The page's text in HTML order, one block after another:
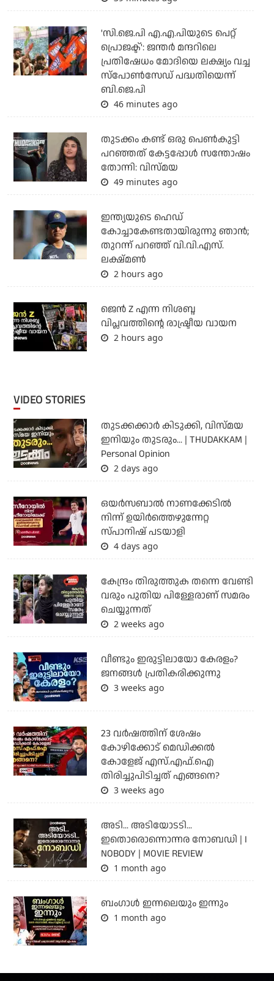
'സി.ജെ.പി എ.എ.പിയുടെ പെറ്റ്
പ്രൊജക്ട്': ജന്തര്‍ മന്ദറിലെ
പ്രതിഷേധം മോദിയെ ലക്ഷ്യം വച്ച
സ്‌പോണ്‍സേഡ് പദ്ധതിയെന്ന്
ബി.ജെ.പി
46 minutes ago
തുടക്കം കണ്ട് ഒരു പെൺകുട്ടി
പറഞ്ഞത് കേട്ടപ്പോൾ സന്തോഷം
തോന്നി: വിസ്മയ
49 minutes ago
ഇന്ത്യയുടെ ഹെഡ്
കോച്ചാകേണ്ടതായിരുന്നു ഞാന്‍;
തുറന്ന് പറഞ്ഞ് വി.വി.എസ്.
ലക്ഷ്മണ്‍
2 hours ago
ജെന്‍ Z എന്ന നിശബ്ദ
വിപ്ലവത്തിന്റെ രാഷ്ട്രീയ വായന
2 hours ago
VIDEO STORIES
തുടക്കക്കാര്‍ കിടുക്കി, വിസ്മയ
ഇനിയും തുടരും... | THUDAKKAM |
Personal Opinion
2 days ago
ഒയര്‍സബാൽ നാണക്കേടിൽ
നിന്ന് ഉയിർത്തെഴുന്നേറ്റ
സ്പാനിഷ് പടയാളി
4 days ago
കേന്ദ്രം തിരുത്തുക തന്നെ വേണ്ടി
വരും പുതിയ പിള്ളേരാണ് സമരം
ചെയ്യുന്നത്
2 weeks ago
വീണ്ടും ഇരുട്ടിലായോ കേരളം?
ജനങ്ങൾ പ്രതികരിക്കുന്നു
3 weeks ago
23 വർഷത്തിന് ശേഷം
കോഴിക്കോട് മെഡിക്കൽ
കോളേജ് എസ്.എഫ്.ഐ
തിരിച്ചുപിടിച്ചത് എങ്ങനെ?
3 weeks ago
അടി... അടിയോടടി...
ഇതൊരൊന്നൊന്നര നോബഡി | I
NOBODY | MOVIE REVIEW
1 month ago
ബംഗാള്‍ ഇന്നലെയും ഇന്നും
1 month ago